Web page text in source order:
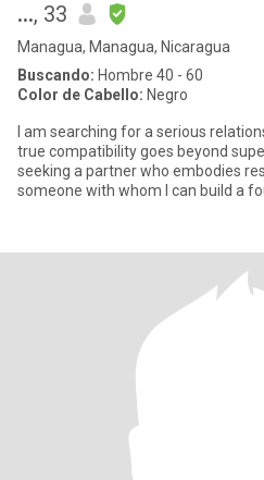
..., 33
Managua, Managua, Nicaragua
Buscando: Hombre 40 - 60
Color de Cabello: Negro
I am searching for a serious
true compatibility goes beyond
seeking a partner who embodies
someone with whom I can build a